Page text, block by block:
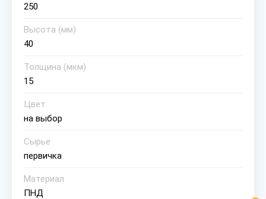
250
Высота (мм)
40
Толщина (мкм)
15
Цвет
на выбор
Сырье
первичка
Материал
ПНД